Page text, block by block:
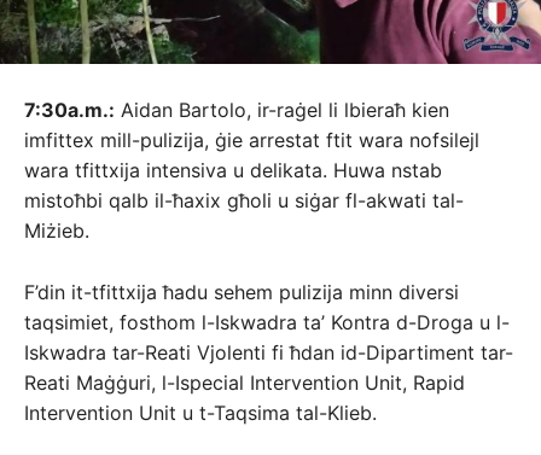
7:30a.m.: Aidan Bartolo, ir-raġel li lbieraħ kien
imfittex mill-pulizija, ġie arrestat ftit wara nofsilejl
wara tfittxija intensiva u delikata. Huwa nstab
mistoħbi qalb il-ħaxix għoli u siġar fl-akwati tal-
Miżieb.
F’din it-tfittxija ħadu sehem pulizija minn diversi
taqsimiet, fosthom l-Iskwadra ta’ Kontra d-Droga u l-
Iskwadra tar-Reati Vjolenti fi ħdan id-Dipartiment tar-
Reati Maġġuri, l-Ispecial Intervention Unit, Rapid
Intervention Unit u t-Taqsima tal-Klieb.